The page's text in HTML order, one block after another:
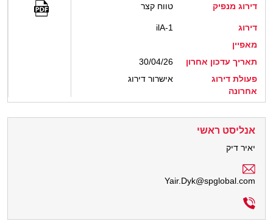
דירוג מנפיק
טווח קצר
דירוג
ilA-1
מאפיין
תאריך עדכון אחרון
30/04/26
פעולת דירוג
אחרונה
אישרור דירוג
אנליסט ראשי
יאיר דיק
Yair.Dyk@spglobal.com